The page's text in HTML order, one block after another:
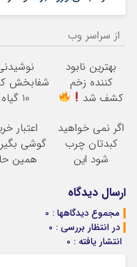
از سراسر وب
بهترین نابود
کننده زخم
کشف شد
شفابخش
10 گیاه
امشب)
اگر نمی خواهید
کبدتان چرب
شود این
طعم را بنوشید
اعتبار
گوشی بگیر
همین
ارسال دیدگاه
مجموع دیدگاهها : 0
در انتظار بررسی : 0
انتشار یافته : 0